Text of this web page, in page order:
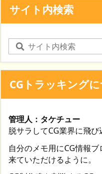
サイト内検索
CGトラッキング
管理人：タケチュー
脱サラしてCG業界に飛び
自分のメモ用にCG情報
来ていただけるように。